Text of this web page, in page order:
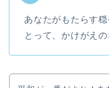
あなたがもたらす
とって、かけがえ